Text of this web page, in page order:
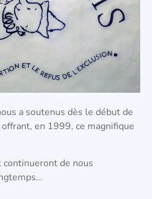
a soutenus dès le début de
en 1999, ce magnifique
de nous